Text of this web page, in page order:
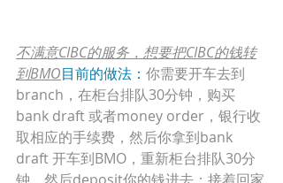
不满意CIBC的服务，想要把CIBC的钱转
到BMO目前的做法： 你需要开车去到
branch，在柜台排队30分钟，购买
bank draft 或者money order，银行收
取相应的手续费，然后你拿到bank
draft 开车到BMO，重新柜台排队30分